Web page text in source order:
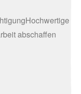
abschaffen